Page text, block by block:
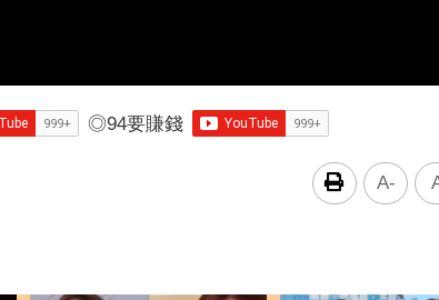
◎94要賺錢
A-